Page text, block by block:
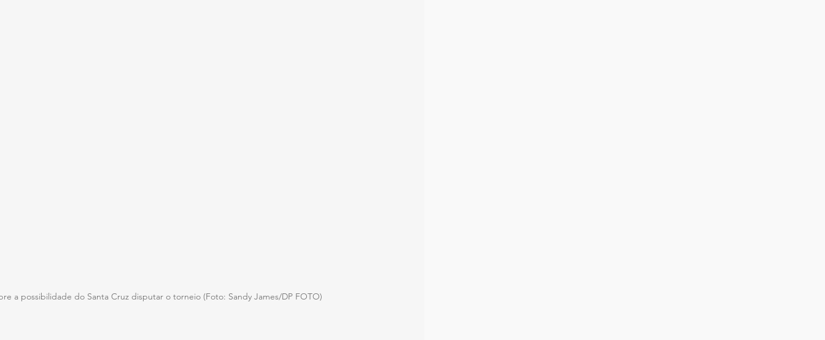
a possibilidade do Santa Cruz disputar o torneio (Foto: Sandy James/DP FOTO)